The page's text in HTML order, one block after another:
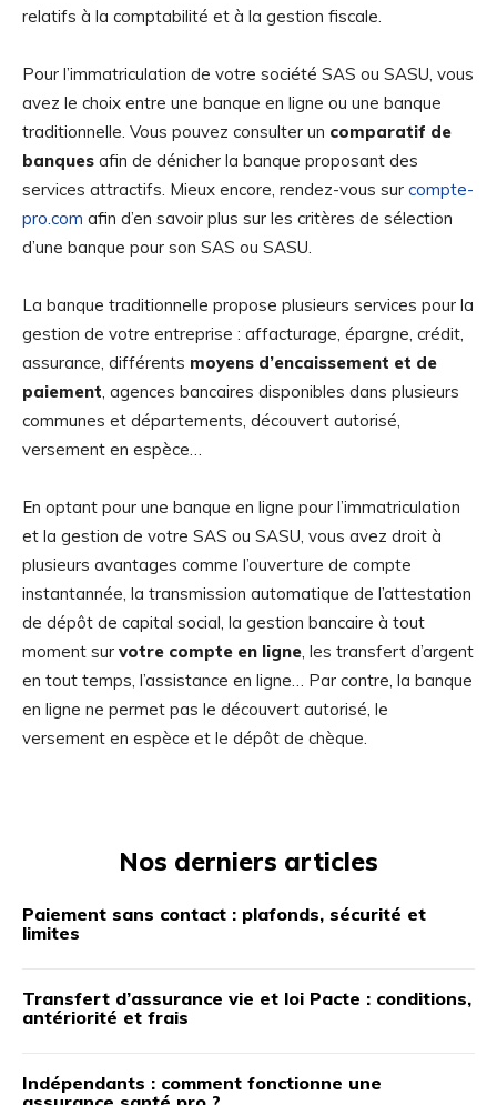
relatifs à la comptabilité et à la gestion fiscale.
Pour l’immatriculation de votre société SAS ou SASU, vous
avez le choix entre une banque en ligne ou une banque
traditionnelle. Vous pouvez consulter un comparatif de
banques afin de dénicher la banque proposant des
services attractifs. Mieux encore, rendez-vous sur compte-
pro.com afin d’en savoir plus sur les critères de sélection
d’une banque pour son SAS ou SASU.
La banque traditionnelle propose plusieurs services pour la
gestion de votre entreprise : affacturage, épargne, crédit,
assurance, différents moyens d’encaissement et de
paiement, agences bancaires disponibles dans plusieurs
communes et départements, découvert autorisé,
versement en espèce…
En optant pour une banque en ligne pour l’immatriculation
et la gestion de votre SAS ou SASU, vous avez droit à
plusieurs avantages comme l’ouverture de compte
instantannée, la transmission automatique de l’attestation
de dépôt de capital social, la gestion bancaire à tout
moment sur votre compte en ligne, les transfert d’argent
en tout temps, l’assistance en ligne… Par contre, la banque
en ligne ne permet pas le découvert autorisé, le
versement en espèce et le dépôt de chèque.
Nos derniers articles
Paiement sans contact : plafonds, sécurité et
limites
Transfert d’assurance vie et loi Pacte : conditions,
antériorité et frais
Indépendants : comment fonctionne une